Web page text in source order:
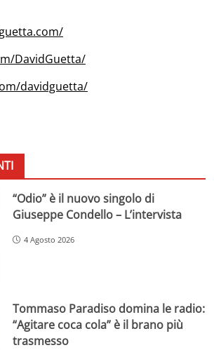
DavidGuetta/
davidguetta/
“Odio” è il nuovo singolo di
Giuseppe Condello – L’intervista
4 Agosto 2026
Tommaso Paradiso domina le radio:
“Agitare coca cola” è il brano più
trasmesso